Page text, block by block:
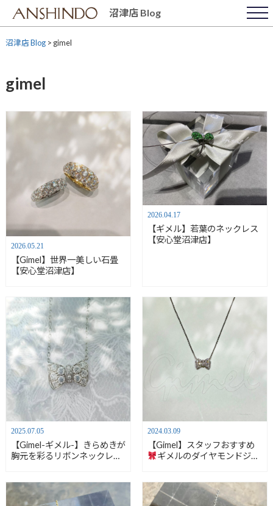
content
沼津店 Blog
沼津店 Blog> gimel
gimel
2026.05.21
【Gimel】世界一美しい石畳
【安心堂沼津店】
2026.04.17
【ギメル】若葉のネックレス
【安心堂沼津店】
2025.07.05
【Gimel-ギメル-】きらめきが
胸元を彩るリボンネックレス
2024.03.09
【Gimel】スタッフおすすめ
ギメルのダイヤモンドジュ